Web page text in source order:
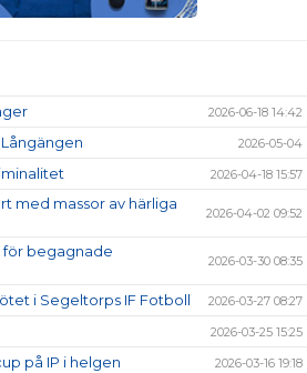
2026-06-18 14:42
2026-05-04
2026-04-18 15:57
med massor av härliga
2026-04-02 09:52
för begagnade
2026-03-30 08:35
i Segeltorps IF Fotboll 2026-03-27 08:27
2026-03-25 15:25
på IP i helgen 2026-03-16 19:18